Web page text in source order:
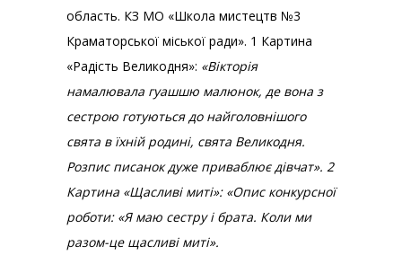
область. КЗ МО «Школа мистецтв №3
Краматорської міської ради». 1 Картина
«Радість Великодня»: «Вікторія
намалювала гуашшю малюнок, де вона з
сестрою готуються до найголовнішого
свята в їхній родині, свята Великодня.
Розпис писанок дуже приваблює дівчат». 2
Картина «Щасливі миті»: «Опис конкурсної
роботи: «Я маю сестру і брата. Коли ми
разом-це щасливі миті».